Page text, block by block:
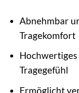
Abnehmbar
Tragekomfort
Tragegefühl
Ermöglicht